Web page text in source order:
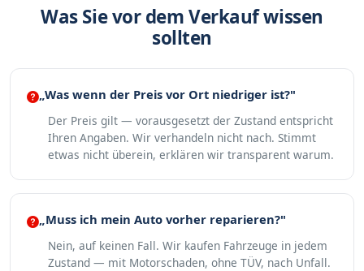
Was Sie vor dem Verkauf wissen
sollten
„Was wenn der Preis vor Ort niedriger ist?"
Der Preis gilt — vorausgesetzt der Zustand entspricht
Ihren Angaben. Wir verhandeln nicht nach. Stimmt
etwas nicht überein, erklären wir transparent warum.
„Muss ich mein Auto vorher reparieren?"
Nein, auf keinen Fall. Wir kaufen Fahrzeuge in jedem
Zustand — mit Motorschaden, ohne TÜV, nach Unfall.